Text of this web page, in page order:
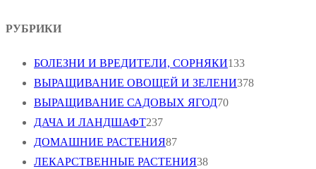
РУБРИКИ
БОЛЕЗНИ И ВРЕДИТЕЛИ, СОРНЯКИ133
ВЫРАЩИВАНИЕ ОВОЩЕЙ И ЗЕЛЕНИ378
ВЫРАЩИВАНИЕ САДОВЫХ ЯГОД70
ДАЧА И ЛАНДШАФТ237
ДОМАШНИЕ РАСТЕНИЯ87
ЛЕКАРСТВЕННЫЕ РАСТЕНИЯ38